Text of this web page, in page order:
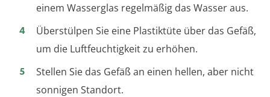
einem Wasserglas regelmäßig das Wasser aus.
Überstülpen Sie eine Plastiktüte über das Gefäß,
um die Luftfeuchtigkeit zu erhöhen.
Stellen Sie das Gefäß an einen hellen, aber nicht
sonnigen Standort.